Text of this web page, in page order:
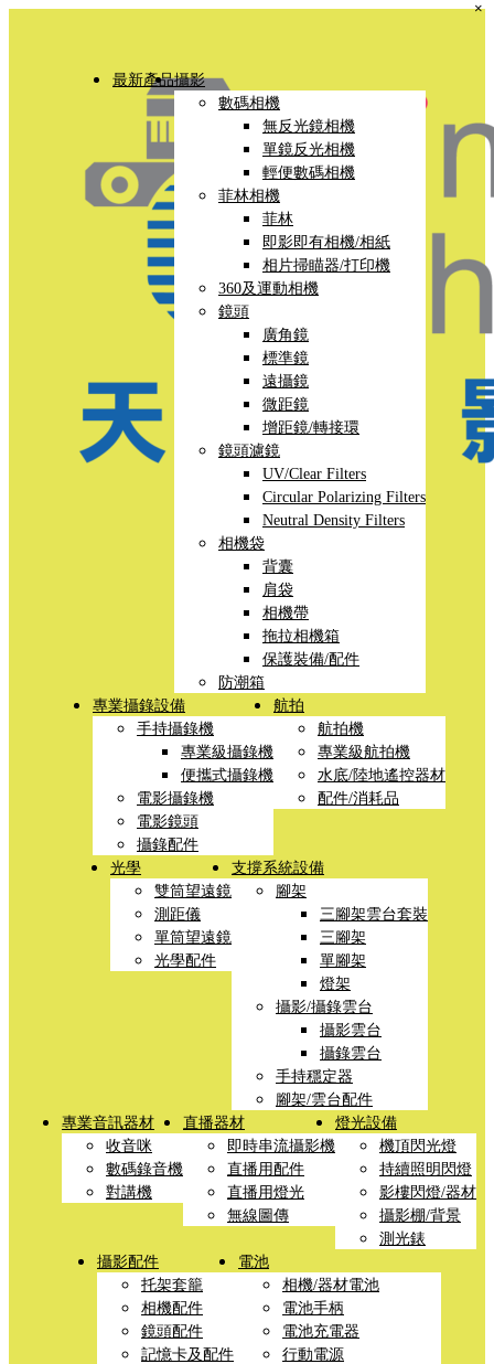
最新產品攝影
數碼相機
無反光鏡相機
單鏡反光相機
輕便數碼相機
菲林相機
菲林
即影即有相機/相紙
相片掃瞄器/打印機
360及運動相機
鏡頭
廣角鏡
標準鏡
遠攝鏡
微距鏡
增距鏡/轉接環
鏡頭濾鏡
UV/Clear Filters
Circular Polarizing Filters
Neutral Density Filters
相機袋
背囊
肩袋
相機帶
拖拉相機箱
保護裝備/配件
防潮箱
專業攝錄設備
手持攝錄機
專業級攝錄機
便攜式攝錄機
電影攝錄機
電影鏡頭
攝錄配件
航拍
航拍機
專業級航拍機
水底/陸地遙控器材
配件/消耗品
光學
雙筒望遠鏡
測距儀
單筒望遠鏡
光學配件
支撐系統設備
腳架
三腳架雲台套裝
三腳架
單腳架
燈架
攝影/攝錄雲台
攝影雲台
攝錄雲台
手持穩定器
腳架/雲台配件
專業音訊器材
收音咪
數碼錄音機
對講機
直播器材
即時串流攝影機
直播用配件
直播用燈光
無線圖傳
燈光設備
機頂閃光燈
持續照明閃燈
影樓閃燈/器材
攝影棚/背景
測光錶
攝影配件
托架套籠
相機配件
鏡頭配件
記憶卡及配件
電池
相機/器材電池
電池手柄
電池充電器
行動電源
×